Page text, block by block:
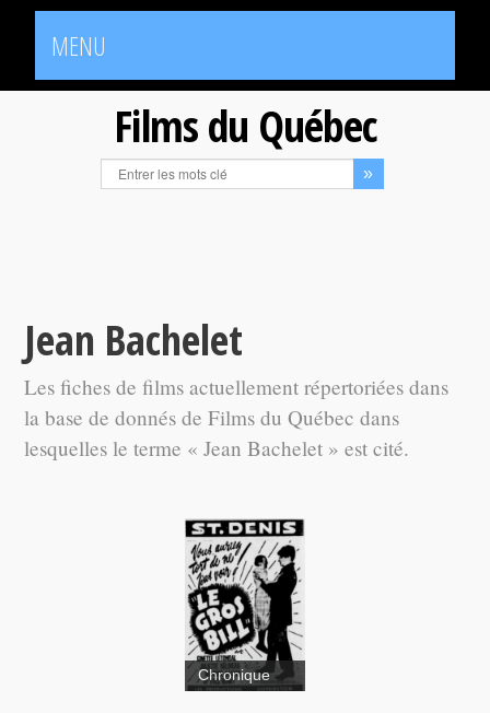
MENU
Films du Québec
Jean Bachelet
Les fiches de films actuellement répertoriées dans
la base de donnés de Films du Québec dans
lesquelles le terme « Jean Bachelet » est cité.
Chronique